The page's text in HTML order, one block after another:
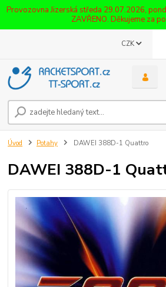
Provozovna Jizerská středa 29.07.2026,
ZAVŘENO. Děkujeme za
CZK
Úvod Potahy DAWEI 388D-1 Quattro
DAWEI 388D-1